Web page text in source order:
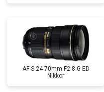
AF-S 24-70mm F2.8 G ED
Nikkor